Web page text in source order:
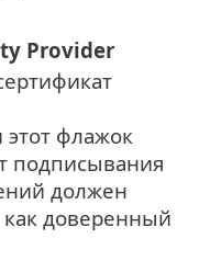
Provider
флажок
подписывания
должен
доверенный